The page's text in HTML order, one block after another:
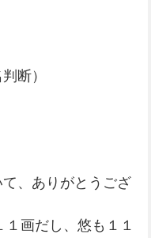
断）
、ありがとうござ
１画だし、悠も１１